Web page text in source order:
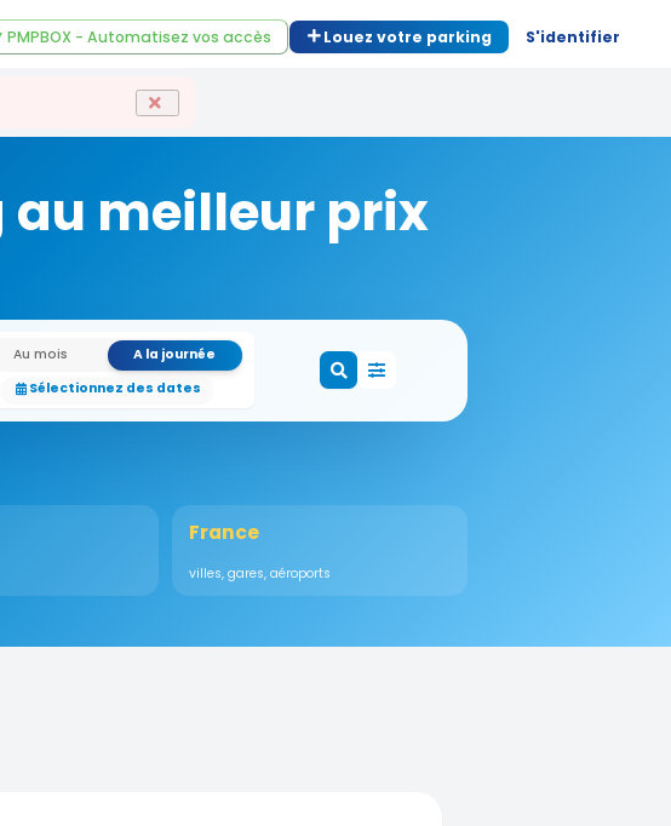
PMPBOX - Automatisez vos accès Louez votre parking S'identifier
meilleur prix
Au mois
A la journée
Sélectionnez des dates
France
villes, gares, aéroports